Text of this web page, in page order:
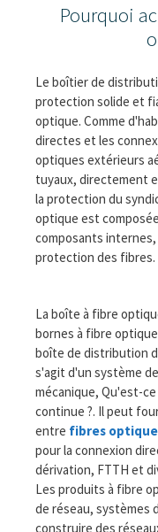
Pourquoi
Le boîtier de
protection solide et
optique. Comme
directes et les
optiques extérieurs
tuyaux, directement
la protection du
optique est
composants
protection des fibres.
La boîte à fibre
bornes à fibre
boîte de distribution
s'agit d'un système
mécanique, Qu'est-
continue ?. Il peut
entre fibres
pour la connexion
dérivation, FTTH et
Les produits à fibre
de réseau, systèmes
construire des